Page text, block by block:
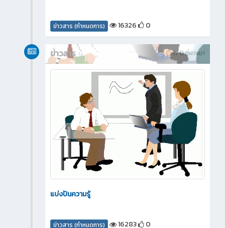
ข่าวสาร (กำหนดการ) 16326 0
17 ปี ที่ผ่านมา
ข่าวสาร
แบ่งปันความรู้
ข่าวสาร (กำหนดการ) 16283 0